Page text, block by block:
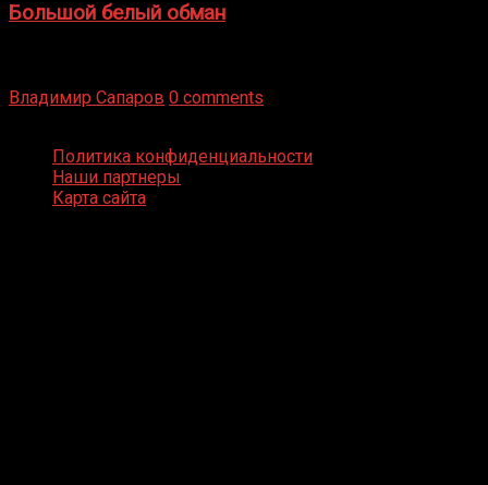
Большой белый обман
Владимир Сапаров 0 comments
Политика конфиденциальности
Наши партнеры
Карта сайта